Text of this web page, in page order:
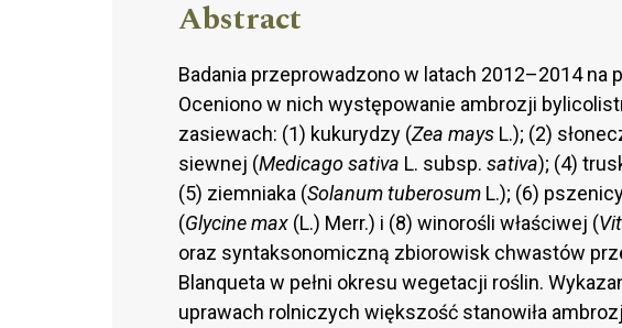
Abstract
Badania przeprowadzono w latach 2012–2014 na
Oceniono w nich występowanie ambrozji
zasiewach: (1) kukurydzy (Zea mays L.); (2)
siewnej (Medicago sativa L. subsp. sativa); (4)
(5) ziemniaka (Solanum tuberosum L.); (6)
(Glycine max (L.) Merr.) i (8) winorośli właściwej (
oraz syntaksonomiczną zbiorowisk chwastów
Blanqueta w pełni okresu wegetacji roślin.
uprawach rolniczych większość stanowiła